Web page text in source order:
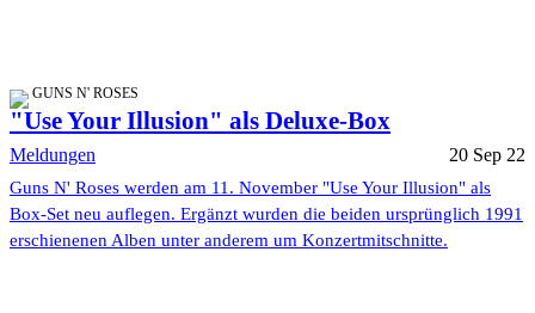
GUNS N' ROSES
"Use Your Illusion" als Deluxe-Box
Meldungen 20 Sep 22
Guns N' Roses werden am 11. November "Use Your Illusion" als
Box-Set neu auflegen. Ergänzt wurden die beiden ursprünglich 1991
erschienenen Alben unter anderem um Konzertmitschnitte.